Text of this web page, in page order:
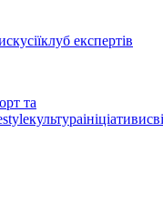
клуб експертів
та
культураініціативи